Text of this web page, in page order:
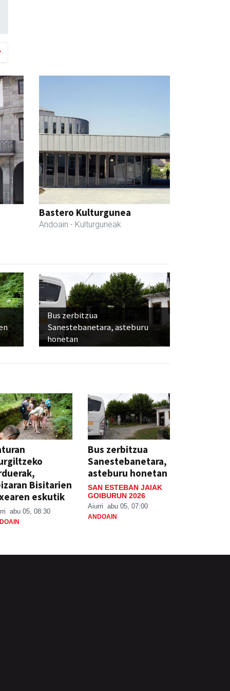
Bastero Kulturgunea
Andoain - Kulturguneak
Bus zerbitzua
Sanestebanetara, asteburu
honetan
Bisitarien
eskutik
abu 05, 08:30
Bus zerbitzua
Sanestebanetara,
asteburu honetan
SAN ESTEBAN JAIAK
GOIBURUN 2026
Aiurri abu 05, 07:00
ANDOAIN